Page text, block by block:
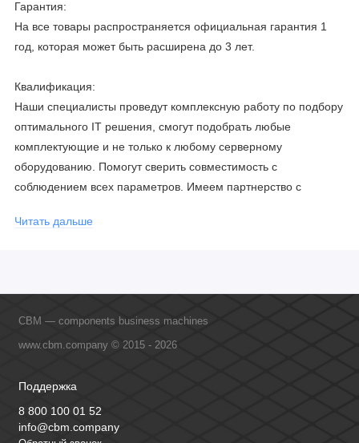
Гарантия:
На все товары распространяется официальная гарантия 1
год, которая может быть расширена до 3 лет.
Квалификация:
Наши специалисты проведут комплексную работу по подбору
оптимального IT решения, смогут подобрать любые
комплектующие и не только к любому серверному
оборудованию. Помогут сверить совместимость с
соблюдением всех параметров. Имеем партнерство с
обучение сотрудников, что позволяет исключить ошибки даже
Читать дальше
CBM — components business machines
www.cbm.company © 2015 - 2026
Поддержка
8 800 100 01 52
info@cbm.company